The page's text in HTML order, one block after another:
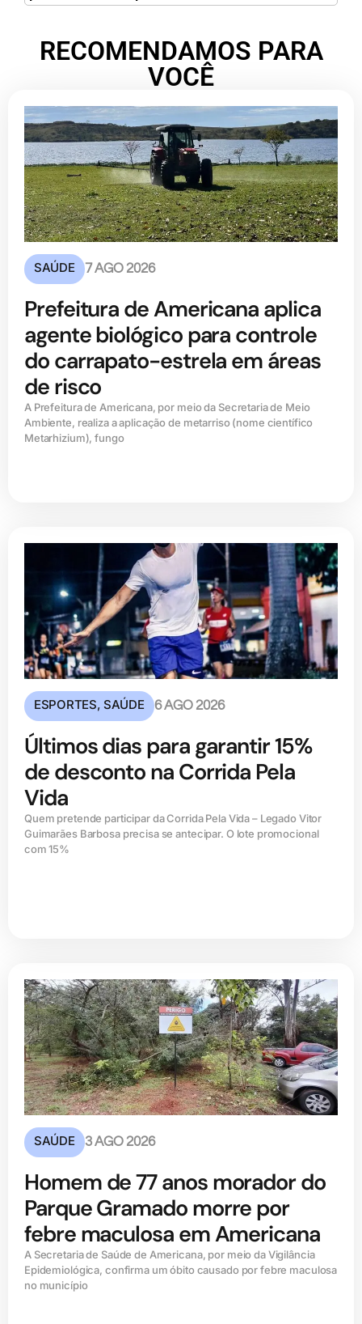
RECOMENDAMOS PARA
VOCÊ
SAÚDE 7 AGO 2026
Prefeitura de Americana aplica
agente biológico para controle
do carrapato-estrela em áreas
de risco
A Prefeitura de Americana, por meio da Secretaria de Meio
Ambiente, realiza a aplicação de metarriso (nome científico
Metarhizium), fungo
ESPORTES,SAÚDE 6 AGO 2026
Últimos dias para garantir 15%
de desconto na Corrida Pela
Vida
Quem pretende participar da Corrida Pela Vida – Legado Vitor
Guimarães Barbosa precisa se antecipar. O lote promocional
com 15%
SAÚDE 3 AGO 2026
Homem de 77 anos morador do
Parque Gramado morre por
febre maculosa em Americana
A Secretaria de Saúde de Americana, por meio da Vigilância
Epidemiológica, confirma um óbito causado por febre maculosa
no município